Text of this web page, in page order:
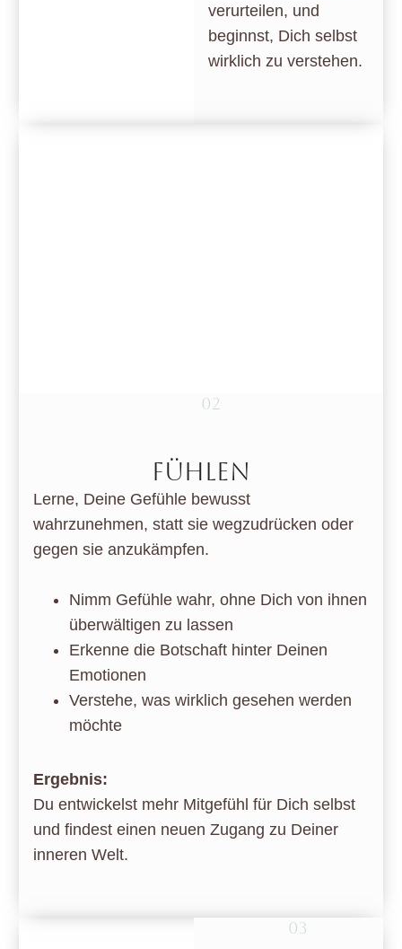
verurteilen, und
beginnst, Dich selbst
wirklich zu verstehen.
FÜHLEN
02
Lerne, Deine Gefühle bewusst
wahrzunehmen, statt sie wegzudrücken oder
gegen sie anzukämpfen.
Nimm Gefühle wahr, ohne Dich von ihnen
überwältigen zu lassen
Erkenne die Botschaft hinter Deinen
Emotionen
Verstehe, was wirklich gesehen werden
möchte
Ergebnis:
Du entwickelst mehr Mitgefühl für Dich selbst
und findest einen neuen Zugang zu Deiner
inneren Welt.
03